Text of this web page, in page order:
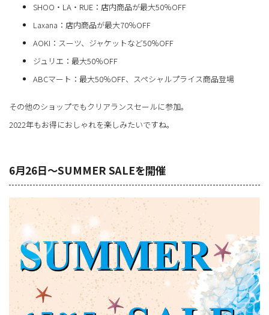
SHOO・LA・RUE：店内商品が最大50％OFF
Laxana：店内商品が最大70％OFF
AOKI：スーツ、ジャケットなど50％OFF
ジュリエ：最大50％OFF
ABCマート：最大50％OFF、スペシャルプライス商品登場
その他のショップでもクリアランスセールに参加。
2022年もお得におしゃれを楽しみたいですね。
6月26日～SUMMER SALEを開催